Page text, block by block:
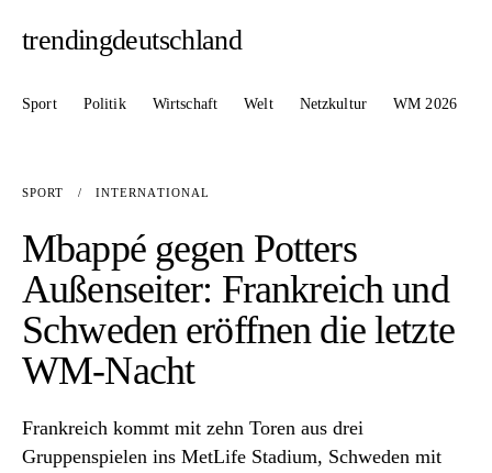
trendingdeutschland
Sport Politik Wirtschaft Welt Netzkultur WM 2026
SPORT / INTERNATIONAL
Mbappé gegen Potters
Außenseiter: Frankreich und
Schweden eröffnen die letzte
WM-Nacht
Frankreich kommt mit zehn Toren aus drei
Gruppenspielen ins MetLife Stadium, Schweden mit